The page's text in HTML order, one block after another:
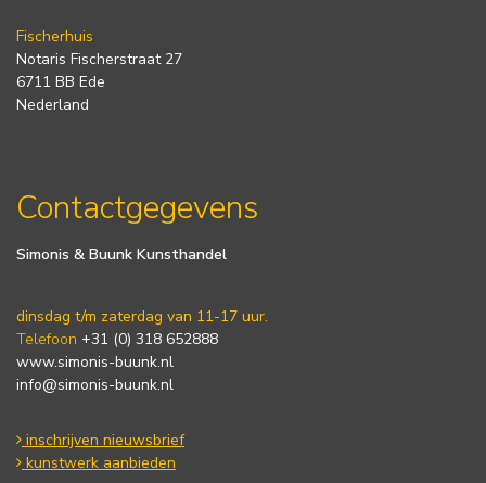
Fischerhuis
Notaris Fischerstraat 27
6711 BB Ede
Nederland
Contactgegevens
Simonis & Buunk Kunsthandel
dinsdag t/m zaterdag van 11-17 uur.
Telefoon +31 (0) 318 652888
www.simonis-buunk.nl
info@simonis-buunk.nl
inschrijven nieuwsbrief
kunstwerk aanbieden